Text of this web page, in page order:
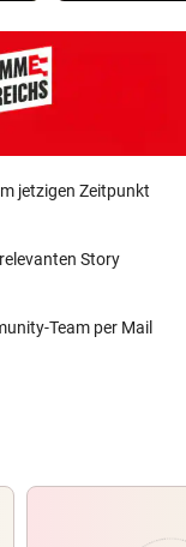
jetzigen Zeitpunkt
Story
Team per Mail